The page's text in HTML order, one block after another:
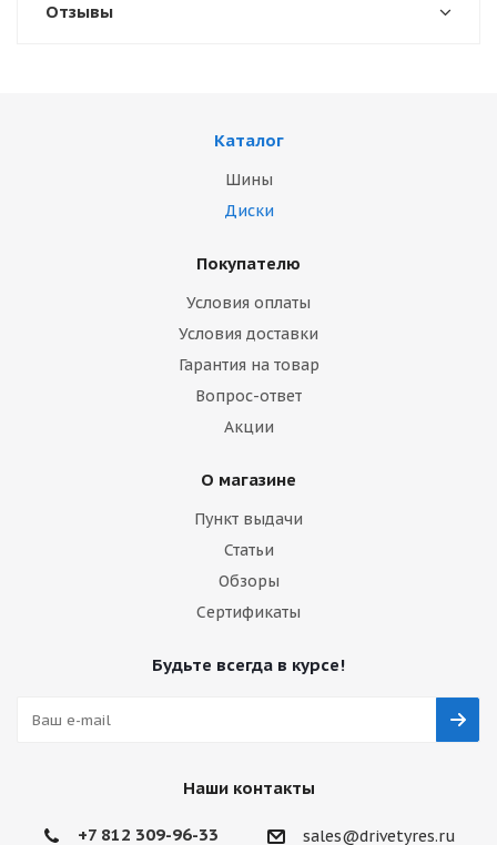
Отзывы
Каталог
Шины
Диски
Покупателю
Условия оплаты
Условия доставки
Гарантия на товар
Вопрос-ответ
Акции
О магазине
Пункт выдачи
Статьи
Обзоры
Сертификаты
Будьте всегда в курсе!
Наши контакты
+7 812 309-96-33 sales@drivetyres.ru